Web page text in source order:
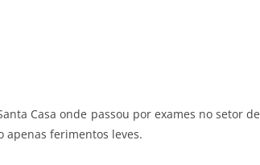
Casa onde passou por exames no setor de
ferimentos leves.